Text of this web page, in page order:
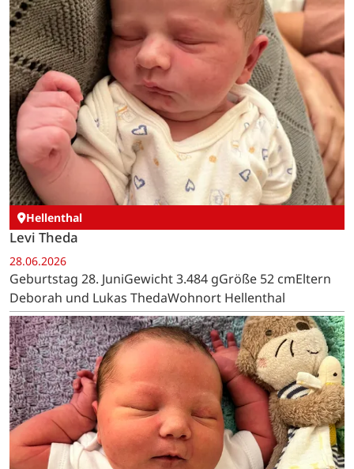
Hellenthal
Levi Theda
28.06.2026
Geburtstag 28. JuniGewicht 3.484 gGröße 52 cmEltern
Deborah und Lukas ThedaWohnort Hellenthal